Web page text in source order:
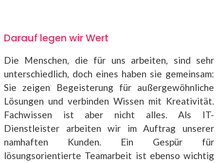
Darauf legen wir Wert
Die Menschen, die für uns arbeiten, sind sehr
unterschiedlich, doch eines haben sie gemeinsam:
Sie zeigen Begeisterung für außergewöhnliche
Lösungen und verbinden Wissen mit Kreativität.
Fachwissen ist aber nicht alles. Als IT-
Dienstleister arbeiten wir im Auftrag unserer
namhaften Kunden. Ein Gespür für
lösungsorientierte Teamarbeit ist ebenso wichtig